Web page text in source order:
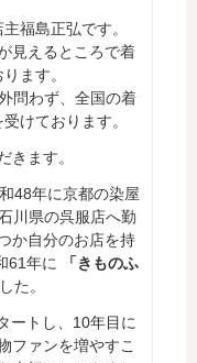
福島正弘です。
見えるところで着
ます。
問わず、全国の着
けております。
きます。
48年に京都の染屋
川県の呉服店へ勤
か自分のお店を持
61年に
「きものふ
た。
ートし、10年目に
ファンを増やすこ